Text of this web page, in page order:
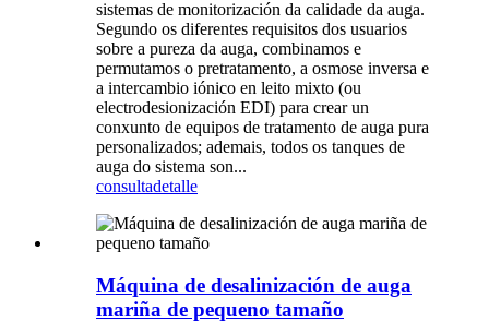
sistemas de monitorización da calidade da auga.
Segundo os diferentes requisitos dos usuarios
sobre a pureza da auga, combinamos e
permutamos o pretratamento, a osmose inversa e
a intercambio iónico en leito mixto (ou
electrodesionización EDI) para crear un
conxunto de equipos de tratamento de auga pura
personalizados; ademais, todos os tanques de
auga do sistema son...
consultadetalle
Máquina de desalinización de auga
mariña de pequeno tamaño